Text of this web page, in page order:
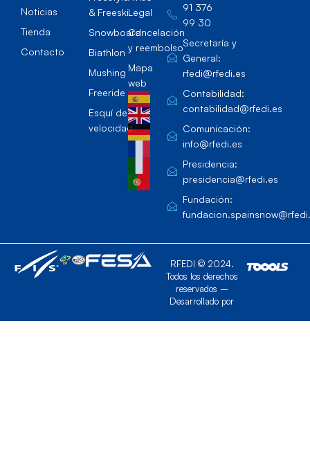
Noticias
Tienda
Contacto
& Freeski
Snowboard
Biathlon
Mushing
Freeride
Esquí de
velocidad
Legal
Cancelación
y reembolso
Mapa
web
91 376
99 30
Secretaría y
General:
rfedi@rfedi.es
Contabilidad:
contabilidad@rfedi.es
Comunicación:
info@rfedi.es
Presidencia:
presidencia@rfedi.es
Fundación:
RFEDI © 2024.
Todos los derechos
reservados –
Desarrollado por